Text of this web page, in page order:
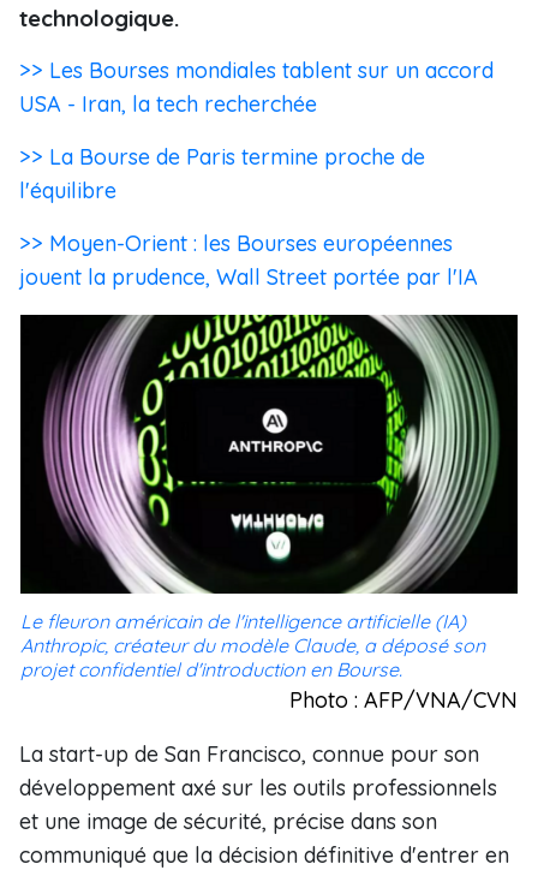
technologique.
>> Les Bourses mondiales tablent sur un accord
USA - Iran, la tech recherchée
>> La Bourse de Paris termine proche de
l'équilibre
>> Moyen-Orient : les Bourses européennes
jouent la prudence, Wall Street portée par l'IA
Le fleuron américain de l'intelligence artificielle (IA)
Anthropic, créateur du modèle Claude, a déposé son
projet confidentiel d'introduction en Bourse.
Photo : AFP/VNA/CVN
La start-up de San Francisco, connue pour son
développement axé sur les outils professionnels
et une image de sécurité, précise dans son
communiqué que la décision définitive d'entrer en